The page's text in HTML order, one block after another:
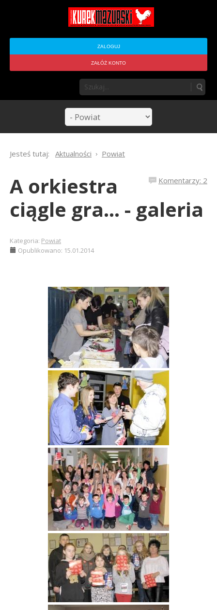
ZALOGUJ
ZAŁÓŻ KONTO
Jesteś tutaj: Aktualności Powiat
Komentarzy: 2
A orkiestra
ciągle gra... - galeria
Kategoria: Powiat
Opublikowano: 15.01.2014